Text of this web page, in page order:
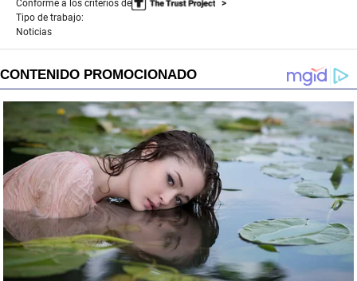
Conforme a los criterios de
Tipo de trabajo:
Noticias